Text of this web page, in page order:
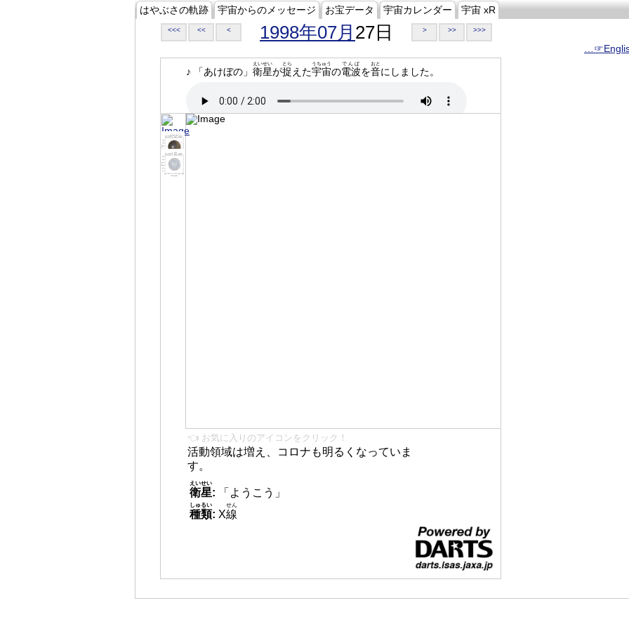
はやぶさの軌跡 宇宙からのメッセージ お宝データ 宇宙カレンダー 宇宙 xR
<<< << < 1998年07月 27日 > >> >>>
♪ 「あけぼの」 衛星
えいせい
が捉
とら
えた宇宙
うちゅう
の電波
でんぱ
を音
おと
にしました。
👈 お気に入りのアイコンをクリック！
活動領域は増え、コロナも明るくなっていま
す。
衛星
えいせい
:
「ようこう」
種類
しゅるい
: X線
せん